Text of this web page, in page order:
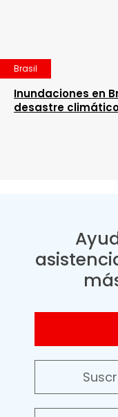
Brasil
Inundaciones en
desastre